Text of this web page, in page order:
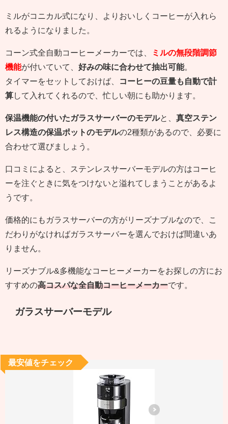
ミルがコニカル式になり、よりおいしくコーヒーが入れら
れるようになりました。
コーン式全自動コーヒーメーカーでは、
ミルの無段階調節
機能が付いていて、 好みの味に合わせて抽出可能。
タイマーをセットしておけば、
コーヒーの豆量も自動で計
算して入れてくれるので、忙しい朝にも助かります。
保温機能の付いたガラスサーバーのモデルと、 真空ステン
レス構造の保温ポットのモデルの2種類があるので、必要に
合わせて選びましょう。
口コミによると、ステンレスサーバーモデルの方はコーヒ
ーを注ぐときに気をつけないと溢れてしまうことがあるよ
うです。
価格的にもガラスサーバーの方がリーズナブルなので、こ
だわりがなければガラスサーバーを選んでおけば間違いあ
りません。
リーズナブル&多機能なコーヒーメーカーをお探しの方にお
すすめの高コスパな全自動コーヒーメーカーです。
ガラスサーバーモデル
最安値をチェック